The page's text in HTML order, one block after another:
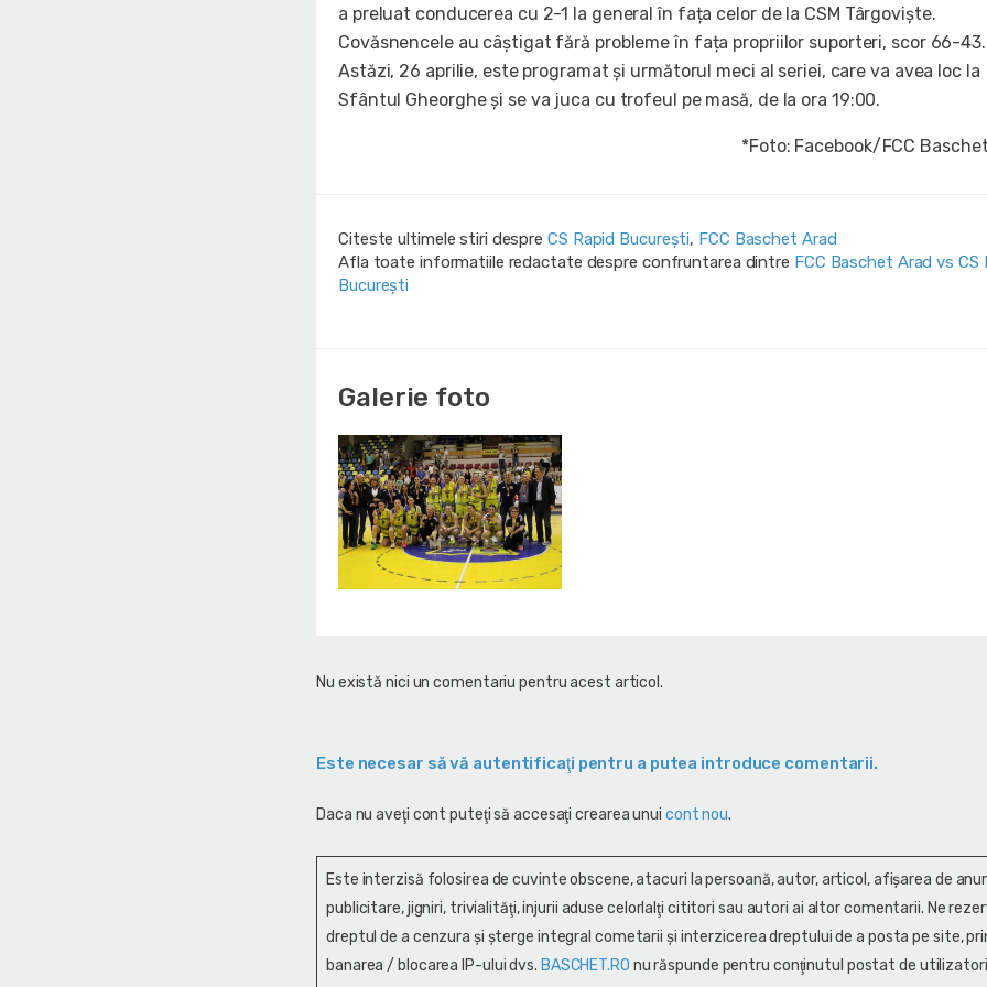
a preluat conducerea cu 2-1 la general în fața celor de la CSM Târgoviște.
Covăsnencele au câștigat fără probleme în fața propriilor suporteri, scor 66-43.
Astăzi, 26 aprilie, este programat și următorul meci al seriei, care va avea loc la
Sfântul Gheorghe și se va juca cu trofeul pe masă, de la ora 19:00.
*Foto: Facebook/FCC
Citeste ultimele stiri despre CS Rapid București, FCC Baschet Arad
Afla toate informatiile redactate despre confruntarea dintre FCC Baschet Arad vs CS
București
Galerie foto
Nu există nici un comentariu pentru acest articol.
Este necesar să vă autentificaţi pentru a putea introduce comentarii.
Daca nu aveţi cont puteţi să accesaţi crearea unui cont nou.
Este interzisă folosirea de cuvinte obscene, atacuri la persoană, autor, articol, afişarea de
publicitare, jigniri, trivialităţi, injurii aduse celorlalţi cititori sau autori ai altor comentarii. Ne
dreptul de a cenzura și şterge integral cometarii și interzicerea dreptului de a posta pe site,
banarea / blocarea IP-ului dvs. BASCHET.RO nu răspunde pentru conţinutul postat de